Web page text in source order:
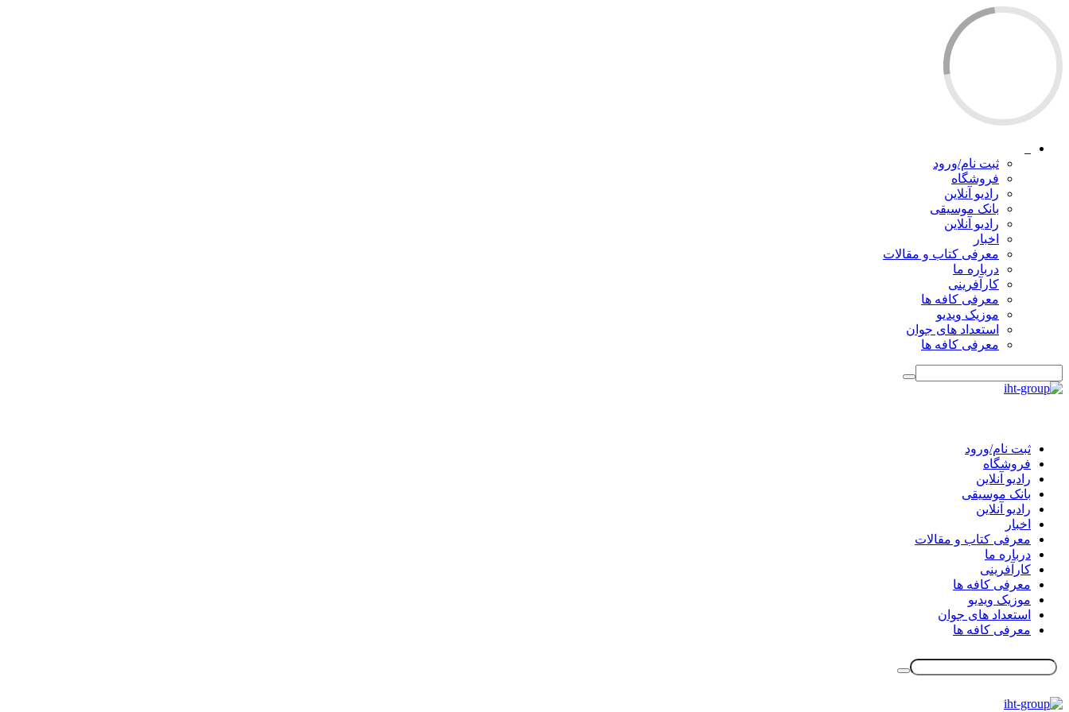
ثبت نام/ورود
فروشگاه
رادیو آنلاین
بانک موسیقی
رادیو آنلاین
اخبار
معرفی کتاب و مقالات
درباره ما
کارآفرینی
معرفی کافه ها
موزیک ویدیو
استعداد های جوان
معرفی کافه ها
ثبت نام/ورود
فروشگاه
رادیو آنلاین
بانک موسیقی
رادیو آنلاین
اخبار
معرفی کتاب و مقالات
درباره ما
کارآفرینی
معرفی کافه ها
موزیک ویدیو
استعداد های جوان
معرفی کافه ها